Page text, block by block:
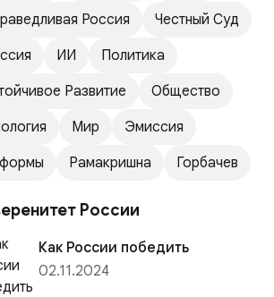
Россия
Честный Суд
ИИ
Политика
Развитие
Общество
Мир
Эмиссия
Рамакришна Горбачев
России
Как России победить
02.11.2024